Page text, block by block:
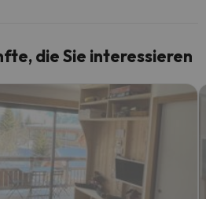
die Sie interessieren